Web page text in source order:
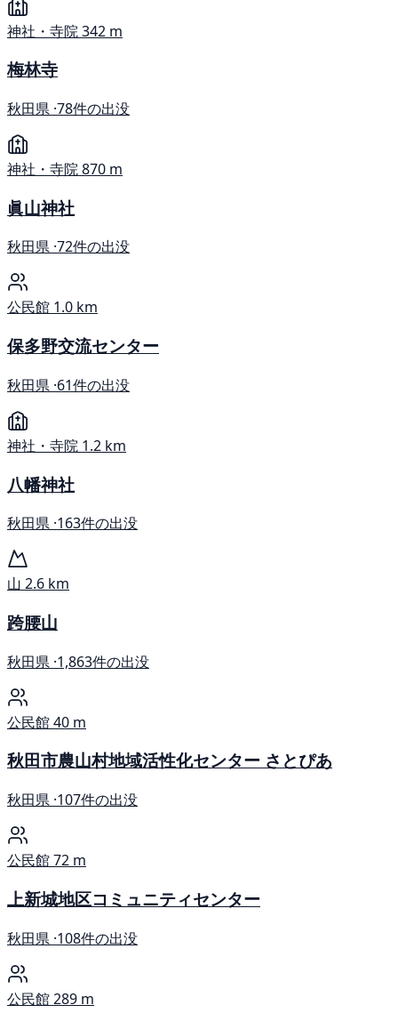
神社・寺院342 m
梅林寺
秋田県 ·78件の出没
神社・寺院870 m
眞山神社
秋田県 ·72件の出没
公民館 1.0 km
保多野交流センター
秋田県 ·61件の出没
神社・寺院 1.2 km
八幡神社
秋田県 ·163件の出没
山 2.6 km
跨腰山
秋田県 ·1,863件の出没
公民館40 m
秋田市農山村地域活性化センター さとぴあ
秋田県 ·107件の出没
公民館72 m
上新城地区コミュニティセンター
秋田県 ·108件の出没
公民館289 m